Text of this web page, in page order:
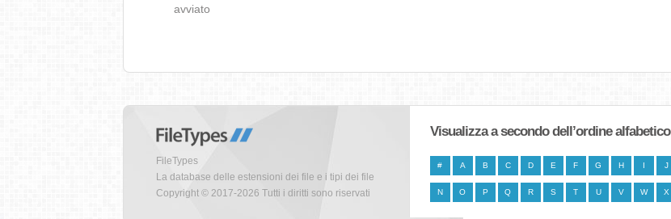
avviato
FileTypes
La database delle estensioni dei file e i tipi dei file
Copyright © 2017-2026 Tutti i diritti sono riservati
Visualizza a secondo dell’ordine alfabetico
# A B C D E F G H I J
N O P Q R S T U V W X